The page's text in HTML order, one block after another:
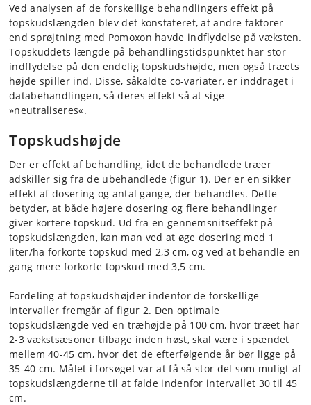
Ved analysen af de forskellige behand­lingers effekt på
topskudslængden blev det konstateret, at andre faktorer
end sprøjtning med Pomoxon havde indflydelse på væksten.
Topskuddets længde på behandlings­tidspunktet har stor
indflydelse på den endelig topskudshøjde, men også træets
højde spiller ind. Disse, såkaldte co-variater, er inddraget i
databehandlingen, så deres effekt så at sige
»neutraliseres«.
Topskudshøjde
Der er effekt af behandling, idet de behandlede træer
adskiller sig fra de ubehandlede (figur 1). Der er en sikker
effekt af dosering og antal gange, der behandles. Dette
betyder, at både højere dosering og flere behandlinger
giver kortere topskud. Ud fra en gennemsnitseffekt på
topskudslængden, kan man ved at øge dosering med 1
liter/ha forkorte topskud med 2,3 cm, og ved at behandle en
gang mere forkorte topskud med 3,5 cm.
Fordeling af topskudshøjder indenfor de forskellige
intervaller fremgår af figur 2. Den optimale
topskudslængde ved en træhøjde på 100 cm, hvor træet har
2-3 vækstsæsoner tilbage inden høst, skal være i spændet
mellem 40-45 cm, hvor det de efterfølgende år bør ligge på
35-40 cm. Målet i forsøget var at få så stor del som muligt af
topskudslængderne til at falde indenfor intervallet 30 til 45
cm.